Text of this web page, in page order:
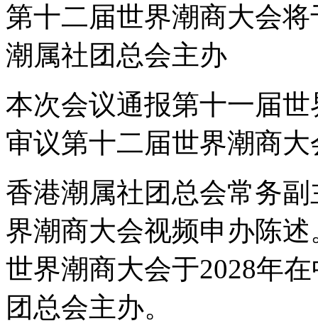
第十二届世界潮商大会
潮属社团总会主办
本次会议通报第十一届
审议第十二届世界潮商
香港潮属社团总会常务
界潮商大会视频申办陈
世界潮商大会于2028年
团总会主办。